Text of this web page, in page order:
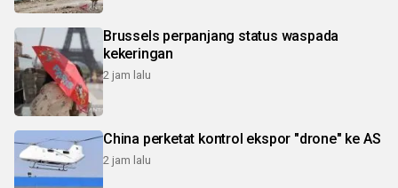
Brussels perpanjang status waspada
kekeringan
2 jam lalu
China perketat kontrol ekspor "drone" ke AS
2 jam lalu